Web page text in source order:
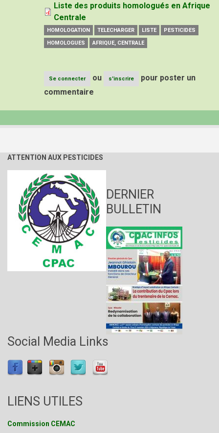
Liste des produits homologués en Afrique
Centrale
HOMOLOGATION TELECHARGER LISTE
PESTICIDES
HOMOLOGUES
AFRIQUE, CENTRALE
Se connecter ou s'inscrire
pour poster un
commentaire
ATTENTION AUX PESTICIDES
DERNIER
BULLETIN
Social Media Links
LIENS UTILES
Commission CEMAC